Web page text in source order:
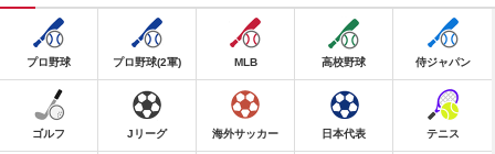
プロ野球 プロ野球(2軍) MLB 高校野球 侍ジャパン
ゴルフ Jリーグ 海外サッカー 日本代表 テニス